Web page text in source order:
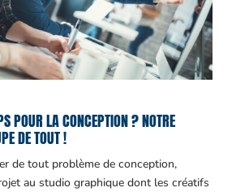
POUR LA CONCEPTION ? NOTRE
DE TOUT !
de tout problème de conception,
au studio graphique dont les créatifs